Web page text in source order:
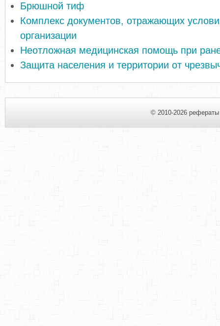
Брюшной тиф
Комплекс документов, отражающих
организации
Неотложная медицинская помощь при
Защита населения и территории от
© 2010-2026 рефераты